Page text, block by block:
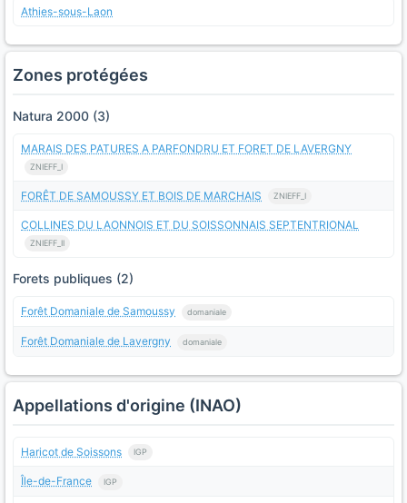
Athies-sous-Laon
Zones protégées
Natura 2000 (3)
MARAIS DES PATURES A PARFONDRU ET FORET DE LAVERGNY
ZNIEFF_I
FORÊT DE SAMOUSSY ET BOIS DE MARCHAIS ZNIEFF_I
COLLINES DU LAONNOIS ET DU SOISSONNAIS SEPTENTRIONAL
ZNIEFF_II
Forets publiques (2)
Forêt Domaniale de Samoussy domaniale
Forêt Domaniale de Lavergny domaniale
Appellations d'origine (INAO)
Haricot de Soissons IGP
Île-de-France IGP